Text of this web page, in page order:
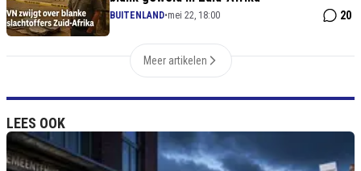
BUITENLAND•mei 22, 18:00 20
Meer artikelen
LEES OOK